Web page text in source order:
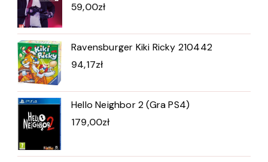
59,00zł
Ravensburger Kiki Ricky 210442
94,17zł
Hello Neighbor 2 (Gra PS4)
179,00zł